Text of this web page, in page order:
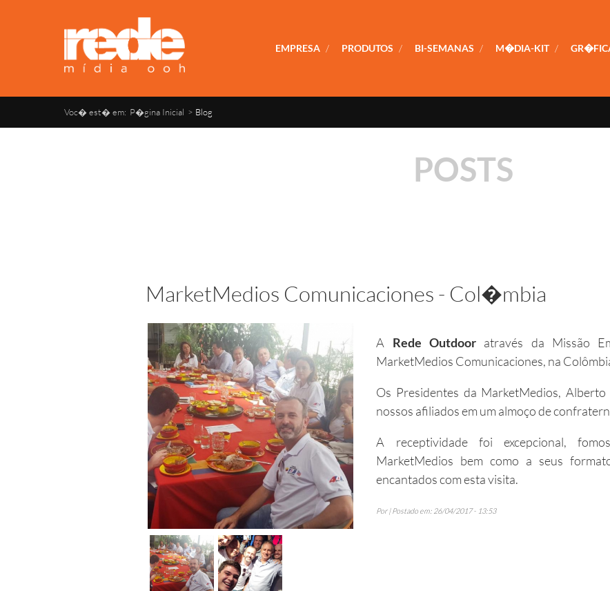
EMPRESA / PRODUTOS / BI-SEMANAS / M�DIA-KIT /
Voc� est� em: P�gina Inicial > Blog
POSTS
MarketMedios Comunicaciones - Col�mbia
A Rede Outdooratravés da Missão
MarketMedios Comunicaciones, na
Os Presidentes da MarketMedios,
nossos afiliados em um almoço de
A receptividade foi excepcional,
MarketMedios bem como a seus
encantados com esta visita.
Por | Postado em: 26/04/2017 - 13:53